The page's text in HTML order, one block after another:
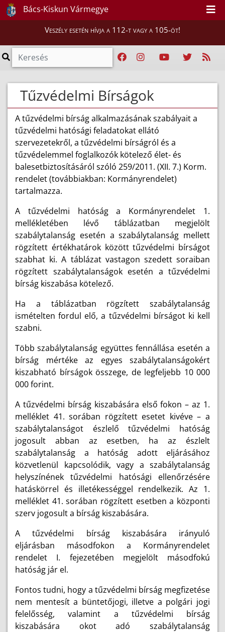
Bács-Kiskun Vármegye
Veszély esetén hívja a 112-t vagy a 105-öt!
Tűzvédelmi Bírságok
A tűzvédelmi bírság alkalmazásának szabályait a
tűzvédelmi hatósági feladatokat ellátó
szervezetekről, a tűzvédelmi bírságról és a
tűzvédelemmel foglalkozók kötelező élet- és
balesetbiztosításáról szóló 259/2011. (XII. 7.) Korm.
rendelet (továbbiakban: Kormányrendelet)
tartalmazza.
A tűzvédelmi hatóság a Kormányrendelet 1.
mellékletében lévő táblázatban megjelölt
szabálytalanság esetén a szabálytalanság mellett
rögzített értékhatárok között tűzvédelmi bírságot
szabhat ki. A táblázat vastagon szedett soraiban
rögzített szabálytalanságok esetén a tűzvédelmi
bírság kiszabása kötelező.
Ha a táblázatban rögzített szabálytalanság
ismételten fordul elő, a tűzvédelmi bírságot ki kell
szabni.
Több szabálytalanság együttes fennállása esetén a
bírság mértéke az egyes szabálytalanságokért
kiszabható bírságok összege, de legfeljebb 10 000
000 forint.
A tűzvédelmi bírság kiszabására első fokon – az 1.
melléklet 41. sorában rögzített esetet kivéve – a
szabálytalanságot észlelő tűzvédelmi hatóság
jogosult abban az esetben, ha az észlelt
szabálytalanság a hatóság adott eljárásához
közvetlenül kapcsolódik, vagy a szabálytalanság
helyszínének tűzvédelmi hatósági ellenőrzésére
hatáskörrel és illetékességgel rendelkezik. Az 1.
melléklet 41. sorában rögzített esetben a központi
szerv jogosult a bírság kiszabására.
A tűzvédelmi bírság kiszabására irányuló
eljárásban másodfokon a Kormányrendelet
rendelet I. fejezetében megjelölt másodfokú
hatóság jár el.
Fontos tudni, hogy a tűzvédelmi bírság megfizetése
nem mentesít a büntetőjogi, illetve a polgári jogi
felelősség, valamint a tűzvédelmi bírság
kiszabására okot adó szabálytalanság